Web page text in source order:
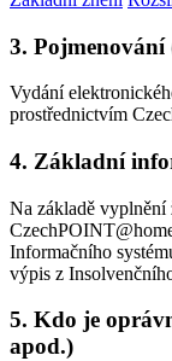
3. Pojmenování
Vydání
prostřednictvím
4. Základní
Na základě vyplnění
Informačního
výpis z
5. Kdo je
apod.)